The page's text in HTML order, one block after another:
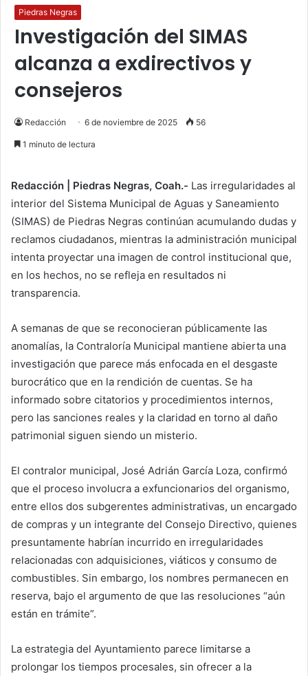
Piedras Negras
Investigación del SIMAS
alcanza a exdirectivos y
consejeros
Redacción 6 de noviembre de 2025 56
1 minuto de lectura
Redacción | Piedras Negras, Coah.- Las irregularidades al
interior del Sistema Municipal de Aguas y Saneamiento
(SIMAS) de Piedras Negras continúan acumulando dudas y
reclamos ciudadanos, mientras la administración municipal
intenta proyectar una imagen de control institucional que,
en los hechos, no se refleja en resultados ni
transparencia.
A semanas de que se reconocieran públicamente las
anomalías, la Contraloría Municipal mantiene abierta una
investigación que parece más enfocada en el desgaste
burocrático que en la rendición de cuentas. Se ha
informado sobre citatorios y procedimientos internos,
pero las sanciones reales y la claridad en torno al daño
patrimonial siguen siendo un misterio.
El contralor municipal, José Adrián García Loza, confirmó
que el proceso involucra a exfuncionarios del organismo,
entre ellos dos subgerentes administrativas, un encargado
de compras y un integrante del Consejo Directivo, quienes
presuntamente habrían incurrido en irregularidades
relacionadas con adquisiciones, viáticos y consumo de
combustibles. Sin embargo, los nombres permanecen en
reserva, bajo el argumento de que las resoluciones “aún
están en trámite”.
La estrategia del Ayuntamiento parece limitarse a
prolongar los tiempos procesales, sin ofrecer a la